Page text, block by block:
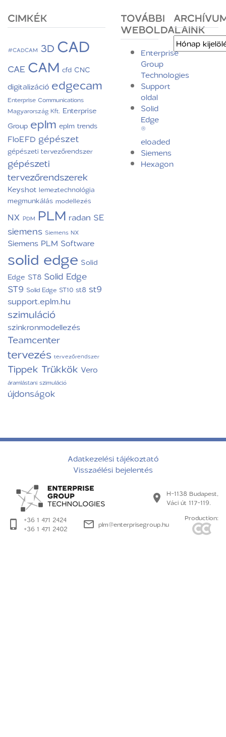
CIMKÉK
#CADCAM 3DCAD
CAE CAM cfd CNC
digitalizáció edgecam
Enterprise Communications
Magyarország Kft. Enterprise
Group eplm eplm trends
FloEFD gépészet
gépészeti tervezőrendszer
gépészeti
tervezőrendszerek
Keyshot lemeztechnológia
megmunkálás modellezés
NX PDM PLM radan SE
siemens Siemens NX
Siemens PLM Software
solid edge Solid
Edge ST8 Solid Edge
ST9 Solid Edge ST10 st8 st9
support.eplm.hu
szimuláció
szinkronmodellezés
Teamcenter
tervezés tervezőrendszer
Tippek Trükkök Vero
áramlástani szimuláció
újdonságok
TOVÁBBI
WEBOLDALAINK
Enterprise
Group
Technologies
Support
oldal
Solid
Edge
®
eloaded
Siemens
Hexagon
Archívum
Adatkezelési tájékoztató
Visszaélési bejelentés
H-1138 Budapest,
Váci út 117-119.
+36 1 471 2424
+36 1 471 2402
plm@enterprisegroup.hu
Production: